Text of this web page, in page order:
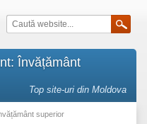
Învățământ
Top site-uri din Moldova
superior